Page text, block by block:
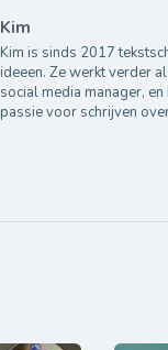
Kim
Kim is sinds 2017
ideeen. Ze werkt verder
social media manager,
passie voor schrijven